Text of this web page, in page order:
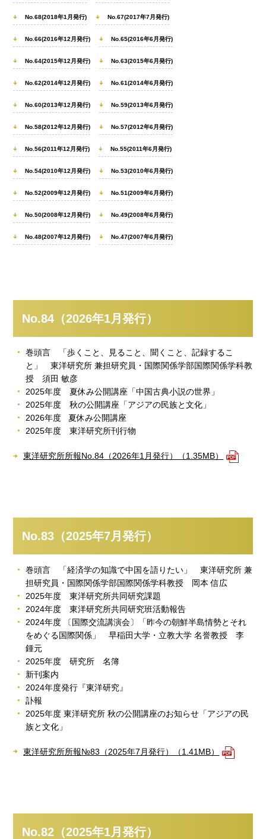
No.68(2018年1月発行) No.67(2017年7月発行)
No.66(2016年12月発行) No.65(2016年6月発行)
No.64(2015年12月発行) No.63(2015年6月発行)
No.62(2014年12月発行) No.61(2014年6月発行)
No.60(2013年12月発行) No.59(2013年6月発行)
No.58(2012年12月発行) No.57(2012年6月発行)
No.56(2011年12月発行) No.55(2011年6月発行)
No.54(2010年12月発行) No.53(2010年6月発行)
No.52(2009年12月発行) No.51(2009年6月発行)
No.50(2008年12月発行) No.49(2008年6月発行)
No.48(2007年12月発行) No.47(2007年6月発行)
No.84（2026年1月発行）
巻頭言 「歩くこと、見ること、聞くこと、記録するこ
と」 東洋研究所 兼担研究員・国際関係学部国際関係学科教
授 須田 敏彦
2025年度 夏休み公開講座「中国古典小説の世界」
2025年度 秋の公開講座「アジアの民族と文化」
2026年度 夏休み公開講座
2025年度 東洋研究所刊行物
東洋研究所所報No.84（2026年1月発行）（1.35MB）
No.83（2025年7月発行）
巻頭言 「経済学の知識で中国を語りたい」 東洋研究所 兼
担研究員・国際関係学部国際関係学科教授 岡本 信広
2025年度 東洋研究所共同研究課題
2024年度 東洋研究所共同研究班活動報告
2024年度 〔国際交流講演会〕「昨今の朝鮮半島情勢とそれ
をめぐる国際関係」 早稲田大学・立教大学 名誉教授 李
鍾元
2025年度 研究所 名簿
新刊案内
2024年度発行『東洋研究』
訃報
2025年度 東洋研究所 秋の公開講座のお知らせ「アジアの民
族と文化」
東洋研究所所報№83（2025年7月発行）（1.41MB）
No.82（2025年1月発行）